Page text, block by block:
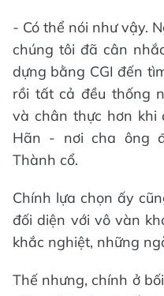
- Có thể nói như vậy.
chúng tôi đã cân
dựng bằng CGI đến
rồi tất cả đều thống
và chân thực hơn khi
Hãn - nơi cha ông
Thành cổ.
Chính lựa chọn ấy
đối diện với vô vàn
khắc nghiệt, những
Thế nhưng, chính ở